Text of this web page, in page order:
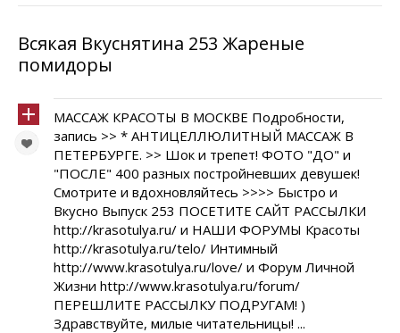
Всякая Вкуснятина 253 Жареные
помидоры
МАССАЖ КРАСОТЫ В МОСКВЕ Подробности,
запись >> * АНТИЦЕЛЛЮЛИТНЫЙ МАССАЖ В
ПЕТЕРБУРГЕ. >> Шок и трепет! ФОТО "ДО" и
"ПОСЛЕ" 400 разных постройневших девушек!
Смотрите и вдохновляйтесь >>>> Быстро и
Вкусно Выпуск 253 ПОСЕТИТЕ САЙТ РАССЫЛКИ
http://krasotulya.ru/ и НАШИ ФОРУМЫ Красоты
http://krasotulya.ru/telo/ Интимный
http://www.krasotulya.ru/love/ и Форум Личной
Жизни http://www.krasotulya.ru/forum/
ПЕРЕШЛИТЕ РАССЫЛКУ ПОДРУГАМ! )
Здравствуйте, милые читательницы! ...